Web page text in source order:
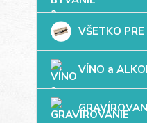
VŠETKO
VÍNO a